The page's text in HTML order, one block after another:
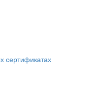
сертификатах